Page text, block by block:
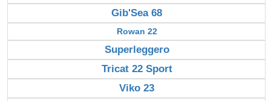
Gib'Sea 68
Rowan 22
Superleggero
Tricat 22 Sport
Viko 23